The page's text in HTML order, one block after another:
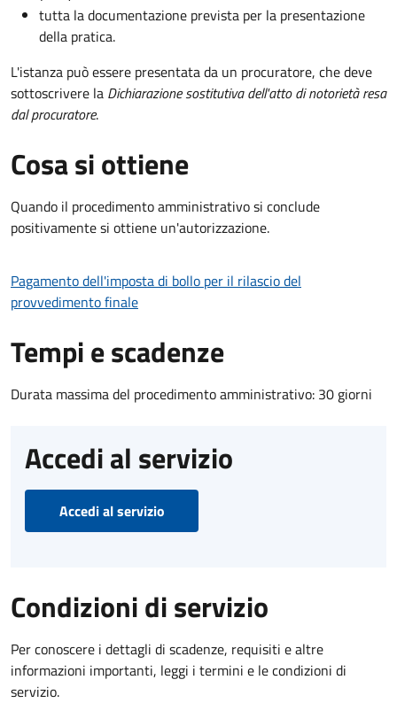
tutta la documentazione prevista per la presentazione
della pratica.
L'istanza può essere presentata da un procuratore, che deve
sottoscrivere la Dichiarazione sostitutiva dell'atto di notorietà resa
dal procuratore.
Cosa si ottiene
Quando il procedimento amministrativo si conclude
positivamente si ottiene un'autorizzazione.
Pagamento dell'imposta di bollo per il rilascio del
provvedimento finale
Tempi e scadenze
Durata massima del procedimento amministrativo: 30 giorni
Accedi al servizio
Accedi al servizio
Condizioni di servizio
Per conoscere i dettagli di scadenze, requisiti e altre
informazioni importanti, leggi i termini e le condizioni di
servizio.